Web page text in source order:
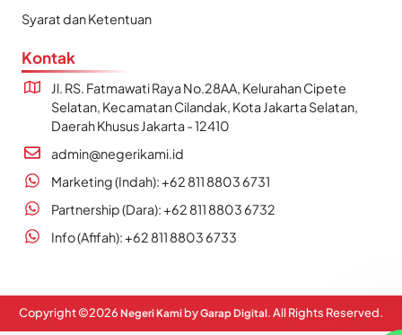
Syarat dan Ketentuan
Kontak
Jl. RS. Fatmawati Raya No.28AA, Kelurahan Cipete
Selatan, Kecamatan Cilandak, Kota Jakarta Selatan,
Daerah Khusus Jakarta - 12410
admin@negerikami.id
Marketing (Indah): +62 811 8803 6731
Partnership (Dara): +62 811 8803 6732
Info (Afifah): +62 811 8803 6733
Copyright ©2026 Negeri Kami byGarap Digital. All Rights Reserved.